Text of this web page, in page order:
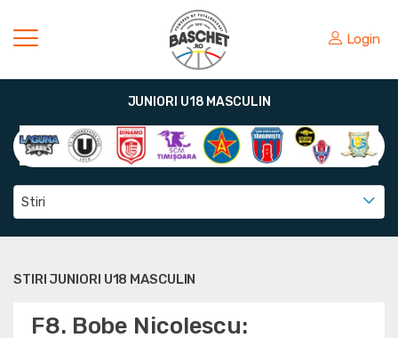
Login
JUNIORI U18 MASCULIN
Stiri
STIRI JUNIORI U18 MASCULIN
F8. Bobe Nicolescu: